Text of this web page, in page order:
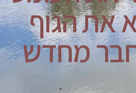
את הגוף
מחדש